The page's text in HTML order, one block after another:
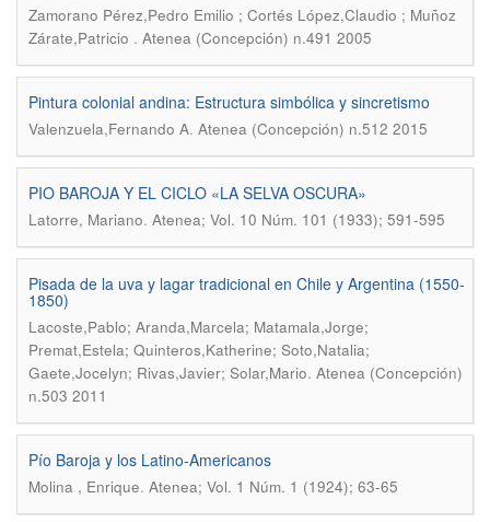
Zamorano Pérez,Pedro Emilio ; Cortés López,Claudio ; Muñoz
Zárate,Patricio . Atenea (Concepción) n.491 2005
Pintura colonial andina: Estructura simbólica y sincretismo
Valenzuela,Fernando A. Atenea (Concepción) n.512 2015
PIO BAROJA Y EL CICLO «LA SELVA OSCURA»
Latorre, Mariano. Atenea; Vol. 10 Núm. 101 (1933); 591-595
Pisada de la uva y lagar tradicional en Chile y Argentina (1550-
1850)
Lacoste,Pablo; Aranda,Marcela; Matamala,Jorge;
Premat,Estela; Quinteros,Katherine; Soto,Natalia;
Gaete,Jocelyn; Rivas,Javier; Solar,Mario. Atenea (Concepción)
n.503 2011
Pío Baroja y los Latino-Americanos
Molina , Enrique. Atenea; Vol. 1 Núm. 1 (1924); 63-65